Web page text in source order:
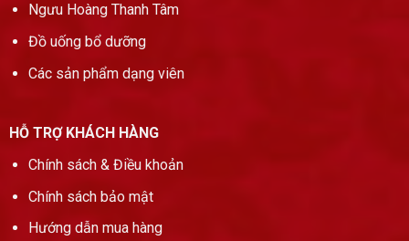
Ngưu Hoàng Thanh Tâm
Đồ uống bổ dưỡng
Các sản phẩm dạng viên
HỖ TRỢ KHÁCH HÀNG
Chính sách & Điều khoản
Chính sách bảo mật
Hướng dẫn mua hàng